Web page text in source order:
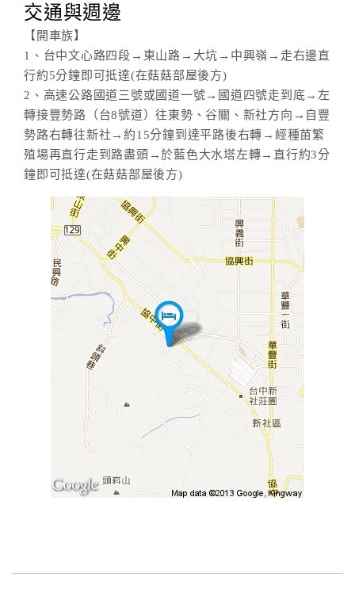
交通與週邊
【開車族】
1、台中文心路四段→東山路→大坑→中興嶺→走右邊直
行約5分鐘即可抵達(在菇菇部屋後方)
2、高速公路國道三號或國道一號→國道四號走到底→左
轉接豐勢路（台8號道）往東勢、谷關、新社方向→自豐
勢路右轉往新社→約15分鐘到達平路後右轉→經種苗繁
殖場再直行走到路盡頭→於藍色大水塔左轉→直行約3分
鐘即可抵達(在菇菇部屋後方)